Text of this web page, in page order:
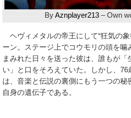
ByAznplayer213–Own
ヘヴィメタルの帝王にして“狂気の
ーン。ステージ上でコウモリの頭を噛
まみれた日々を送った彼は、誰もが
い」と口をそろえていた。しかし、
は、音楽と伝説の裏側にもう一つの
自身の遺伝子である。